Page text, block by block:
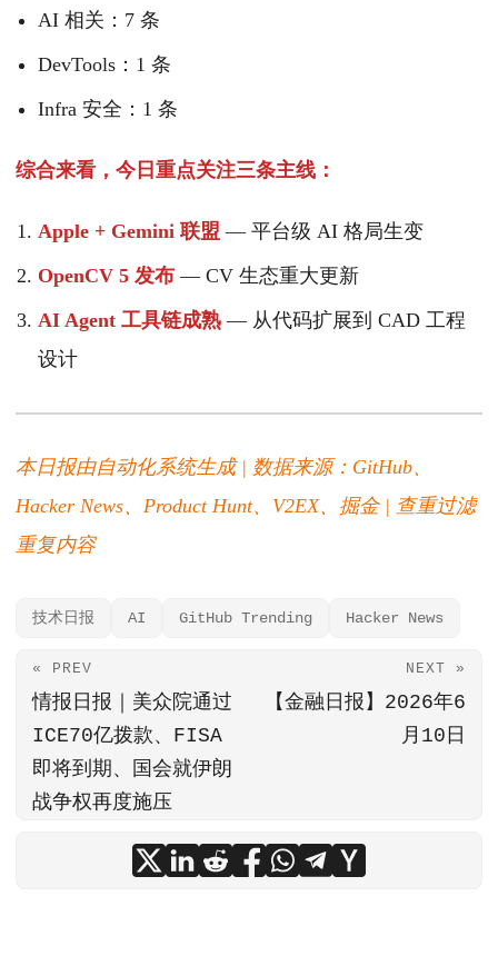
AI 相关：7 条
DevTools：1 条
Infra 安全：1 条
综合来看，今日重点关注三条主线：
Apple + Gemini 联盟 — 平台级 AI 格局生变
OpenCV 5 发布 — CV 生态重大更新
AI Agent 工具链成熟 — 从代码扩展到 CAD 工程
设计
本日报由自动化系统生成 | 数据来源：GitHub、
Hacker News、Product Hunt、V2EX、掘金 | 查重过滤
重复内容
技术日报 AI GitHub Trending Hacker News
« PREV
情报日报｜美众院通过
ICE70亿拨款、FISA
即将到期、国会就伊朗
战争权再度施压
NEXT »
【金融日报】2026年6
月10日